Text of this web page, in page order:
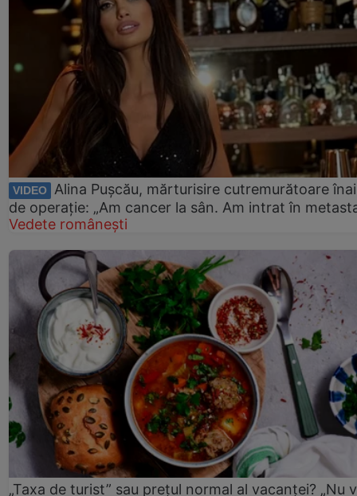
VIDEO
Alina Pușcău, mărturisire cutremurătoare
de operație: „Am cancer la sân. Am intrat în
Vedete românești
„Taxa de turist” sau prețul normal al vacanței? „Nu